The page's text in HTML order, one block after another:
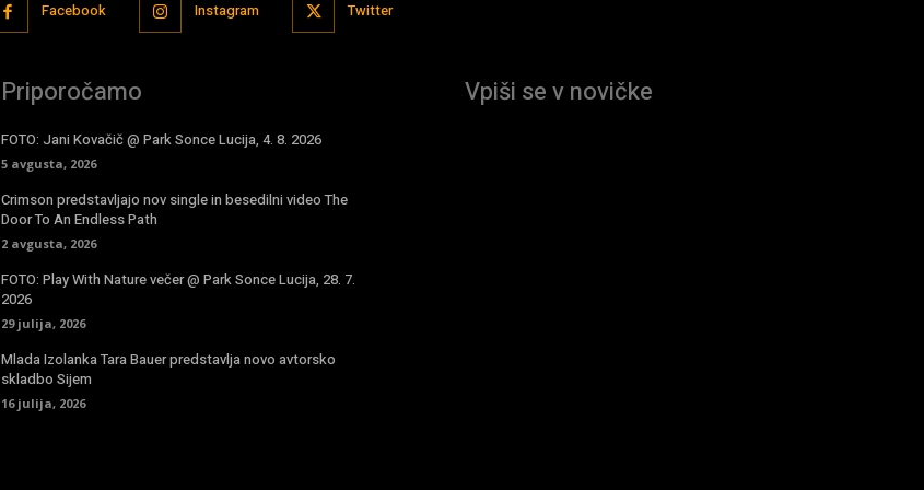
Facebook Instagram Twitter
Priporočamo
FOTO: Jani Kovačič @ Park Sonce Lucija, 4. 8. 2026
5 avgusta, 2026
Crimson predstavljajo nov single in besedilni video The
Door To An Endless Path
2 avgusta, 2026
FOTO: Play With Nature večer @ Park Sonce Lucija, 28. 7.
2026
29 julija, 2026
Mlada Izolanka Tara Bauer predstavlja novo avtorsko
skladbo Sijem
16 julija, 2026
Vpiši se v novičke